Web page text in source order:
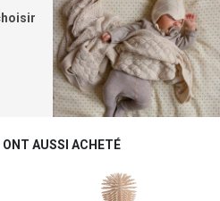
ONT AUSSI ACHETÉ